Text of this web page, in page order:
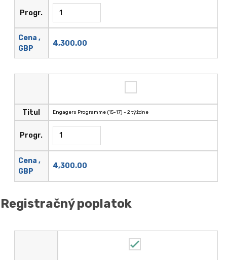
Progr.
Cena ,
GBP
4,300.00
Titul
Progr.
Cena ,
GBP
Engagers Programme (15-17) - 2 týždne
4,300.00
Registračný poplatok